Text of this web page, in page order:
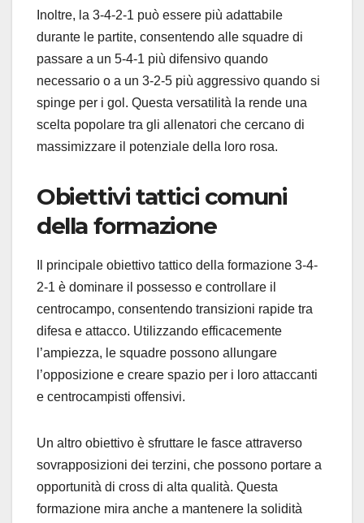
Inoltre, la 3-4-2-1 può essere più adattabile
durante le partite, consentendo alle squadre di
passare a un 5-4-1 più difensivo quando
necessario o a un 3-2-5 più aggressivo quando si
spinge per i gol. Questa versatilità la rende una
scelta popolare tra gli allenatori che cercano di
massimizzare il potenziale della loro rosa.
Obiettivi tattici comuni
della formazione
Il principale obiettivo tattico della formazione 3-4-
2-1 è dominare il possesso e controllare il
centrocampo, consentendo transizioni rapide tra
difesa e attacco. Utilizzando efficacemente
l’ampiezza, le squadre possono allungare
l’opposizione e creare spazio per i loro attaccanti
e centrocampisti offensivi.
Un altro obiettivo è sfruttare le fasce attraverso
sovrapposizioni dei terzini, che possono portare a
opportunità di cross di alta qualità. Questa
formazione mira anche a mantenere la solidità